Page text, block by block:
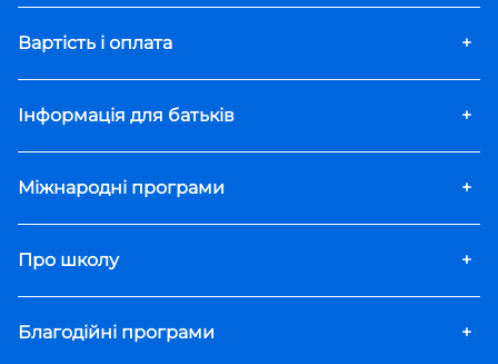
Вартість і оплата +
Інформація для батьків +
Міжнародні програми +
Про школу +
Благодійні програми +